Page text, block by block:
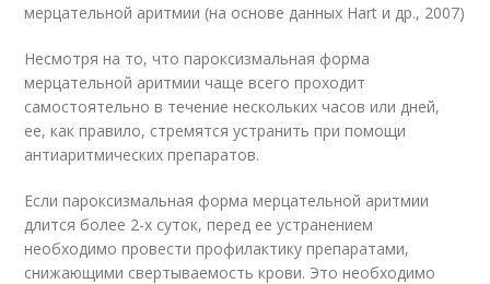
мерцательной аритмии (на основе данных Hart и др., 2007)
Несмотря на то, что пароксизмальная форма
мерцательной аритмии чаще всего проходит
самостоятельно в течение нескольких часов или дней,
ее, как правило, стремятся устранить при помощи
антиаритмических препаратов.
Если пароксизмальная форма мерцательной аритмии
длится более 2-х суток, перед ее устранением
необходимо провести профилактику препаратами,
снижающими свертываемость крови. Это необходимо